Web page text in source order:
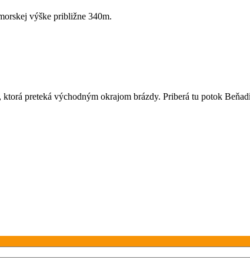
výške približne 340m.
preteká východným okrajom brázdy. Priberá tu potok